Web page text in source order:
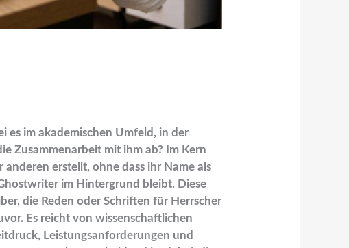
es im akademischen Umfeld, in der
Zusammenarbeit mit ihm ab? Im Kern
erstellt, ohne dass ihr Name als
im Hintergrund bleibt. Diese
die Reden oder Schriften für Herrscher
Es reicht von wissenschaftlichen
Leistungsanforderungen und